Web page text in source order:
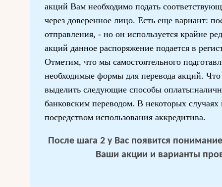
акций Вам необходимо подать
через доверенное лицо. Есть еще вариант:
отправления, - но он используется крайне
акций данное распоряжение подается в
Отметим, что мы самостоятельного
необходимые формы для перевода акций.
выделить следующие способы
банковским переводом. В некоторых
посредством использования аккредитива.
После шага 2 у Вас появится понимание
Ваши акции и варианты